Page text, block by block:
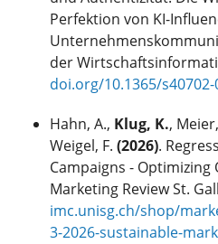
Perfektion von KI-
der
doi.org/10.1365/s40702-
Hahn, A., Klug, K.,
Weigel, F. (2026).
Campaigns - Optimizing
Marketing Review St.
imc.unisg.ch/shop/
3-2026-sustainable-